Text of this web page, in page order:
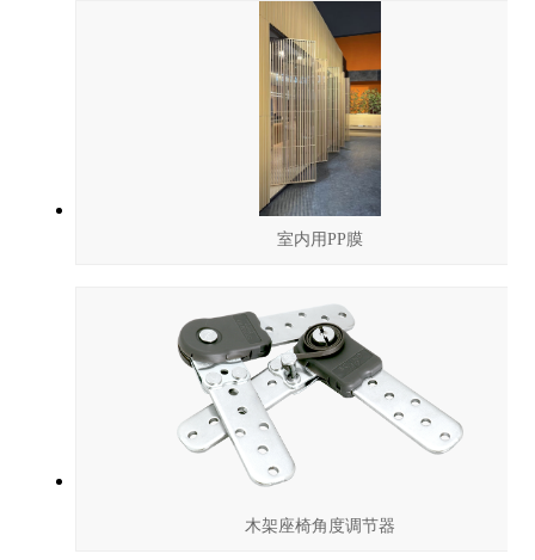
室内用PP膜
木架座椅角度调节器